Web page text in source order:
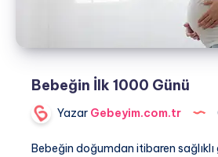
Bebeğin İlk 1000 Günü
Yazar Gebeyim.com.tr
Bebeğin doğumdan itibaren